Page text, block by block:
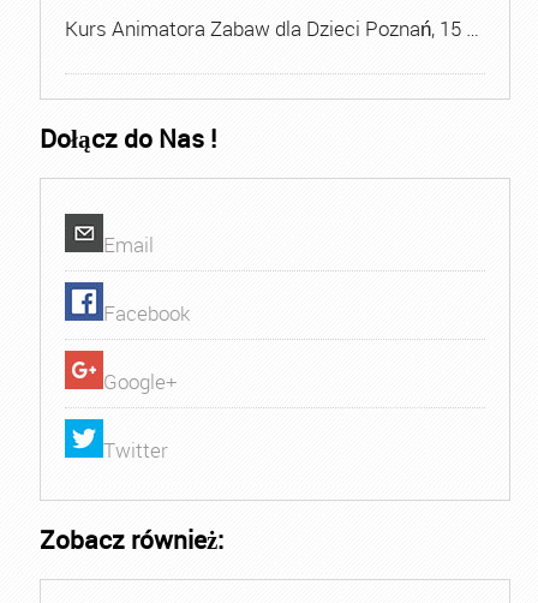
Kurs Animatora Zabaw dla Dzieci Poznań, 15 …
Dołącz do Nas !
Email
Facebook
Google+
Twitter
Zobacz również: